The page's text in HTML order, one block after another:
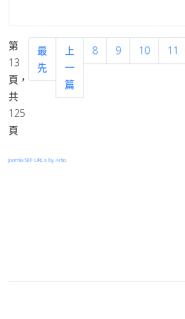
第
13
頁，
共
125
頁
最
先
上
一
篇
8 9 10 11
Joomla SEF URLs by Artio